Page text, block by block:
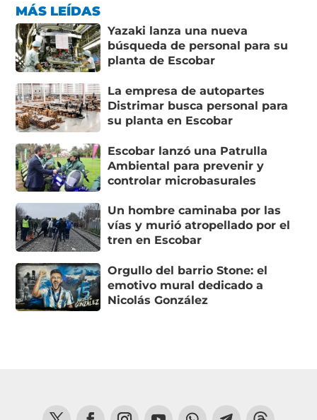
MÁS LEÍDAS
Yazaki lanza una nueva
búsqueda de personal para su
planta de Escobar
La empresa de autopartes
Distrimar busca personal para
su planta en Escobar
Escobar lanzó una Patrulla
Ambiental para prevenir y
controlar microbasurales
Un hombre caminaba por las
vías y murió atropellado por el
tren en Escobar
Orgullo del barrio Stone: el
emotivo mural dedicado a
Nicolás González